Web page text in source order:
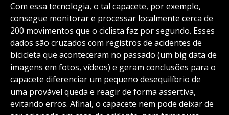
Com essa tecnologia, o tal capacete, por exemplo,
consegue monitorar e processar localmente cerca de
200 movimentos que o ciclista faz por segundo. Esses
dados são cruzados com registros de acidentes de
bicicleta que aconteceram no passado (um big data de
imagens em fotos, vídeos) e geram conclusões para o
capacete diferenciar um pequeno desequilíbrio de
uma provável queda e reagir de forma assertiva,
evitando erros. Afinal, o capacete nem pode deixar de